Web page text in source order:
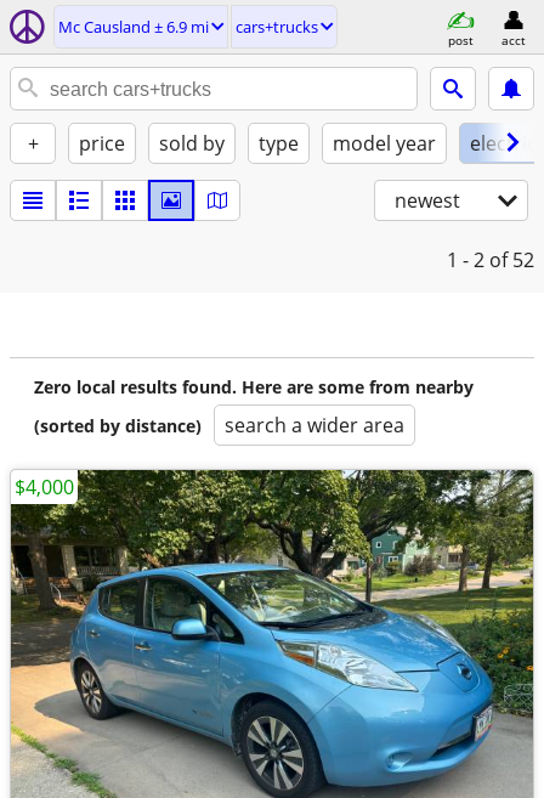
Mc Causland ± 6.9 mi cars+trucks
post acct
+ price sold by type model year electric
newest
1 - 2 of 52
Zero local results found. Here are some from nearby
(sorted by distance)
search a wider area
$4,000